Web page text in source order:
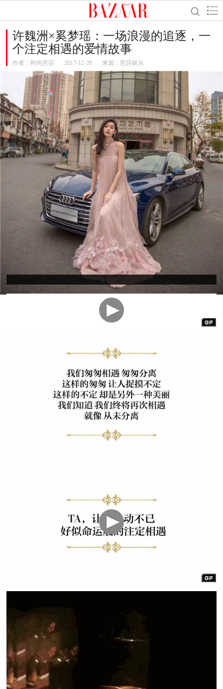
许魏洲×奚梦瑶：一场浪漫的追逐，一
个注定相遇的爱情故事
作者： 时尚芭莎 2017-12-20 来源：芭莎娱乐